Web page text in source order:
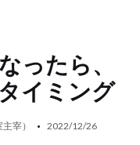
ったら、
イミング
宰） 2022/12/26